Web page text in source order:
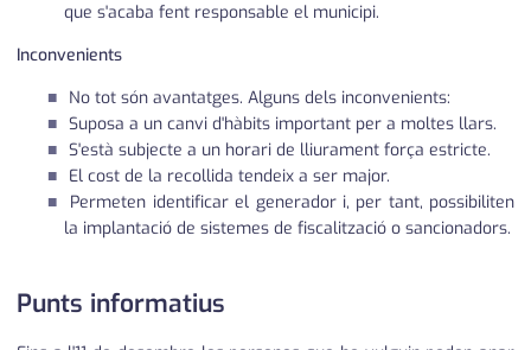
que s'acaba fent responsable el municipi.
Inconvenients
No tot són avantatges. Alguns dels inconvenients:
Suposa a un canvi d'hàbits important per a moltes llars.
S'està subjecte a un horari de lliurament força estricte.
El cost de la recollida tendeix a ser major.
Permeten identificar el generador i, per tant, possibiliten
la implantació de sistemes de fiscalització o sancionadors.
Punts informatius